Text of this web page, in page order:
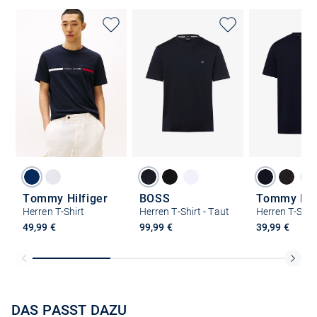
Tommy Hilfiger
Herren T-Shirt
49,99 €
BOSS
Herren T-Shirt - Taut
99,99 €
Tommy
Herren T-Shirt
39,99 €
DAS PASST DAZU